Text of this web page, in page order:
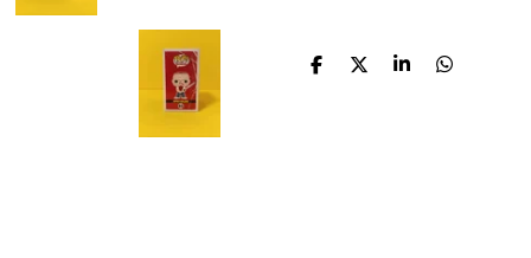
D
D
S
D